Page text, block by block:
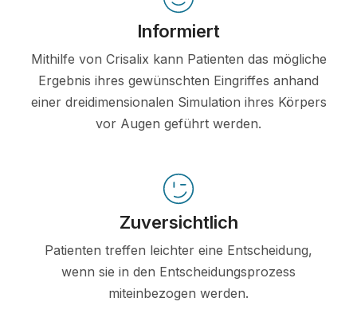
Informiert
Mithilfe von Crisalix kann Patienten das mögliche
Ergebnis ihres gewünschten Eingriffes anhand
einer dreidimensionalen Simulation ihres Körpers
vor Augen geführt werden.
Zuversichtlich
Patienten treffen leichter eine Entscheidung,
wenn sie in den Entscheidungsprozess
miteinbezogen werden.